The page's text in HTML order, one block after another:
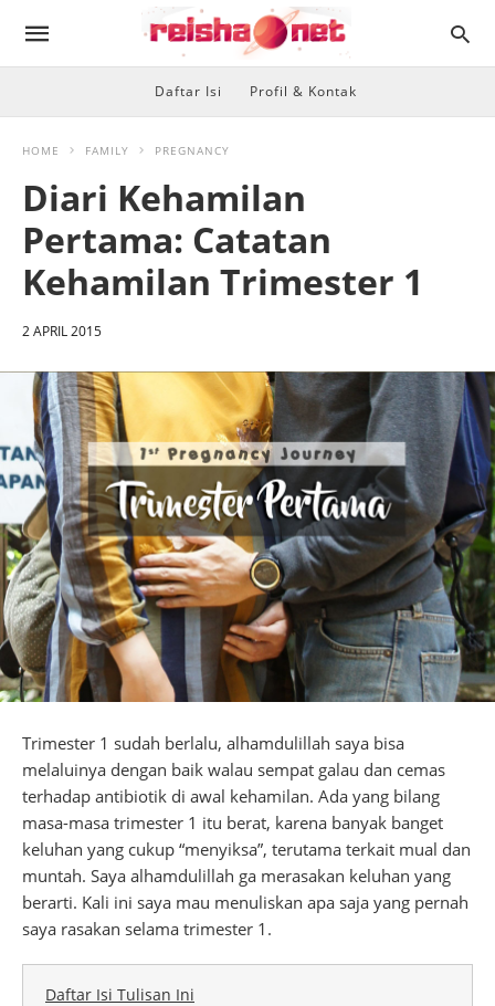
Daftar Isi Profil & Kontak
HOME FAMILY PREGNANCY
Diari Kehamilan
Pertama: Catatan
Kehamilan Trimester 1
2 APRIL 2015
Trimester 1 sudah berlalu, alhamdulillah saya bisa
melaluinya dengan baik walau sempat galau dan cemas
terhadap antibiotik di awal kehamilan. Ada yang bilang
masa-masa trimester 1 itu berat, karena banyak banget
keluhan yang cukup “menyiksa”, terutama terkait mual dan
muntah. Saya alhamdulillah ga merasakan keluhan yang
berarti. Kali ini saya mau menuliskan apa saja yang pernah
saya rasakan selama trimester 1.
Daftar Isi Tulisan Ini